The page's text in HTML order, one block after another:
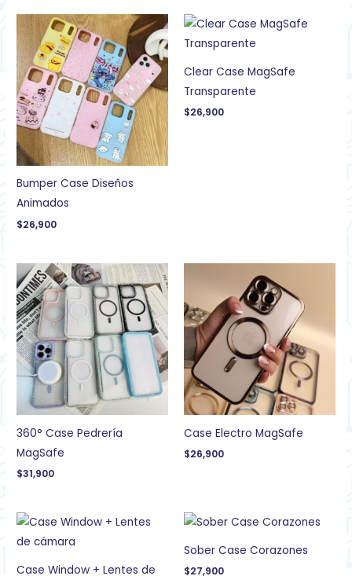
Bumper Case Diseños
Animados
$26,900
Clear Case MagSafe
Transparente
$26,900
360° Case Pedrería
MagSafe
$31,900
Case Electro MagSafe
$26,900
Case Window + Lentes de
Sober Case Corazones
$27,900